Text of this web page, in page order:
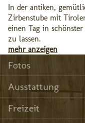
In der antiken,
Zirbenstube mit
einen Tag in
zu lassen.
mehr anzeigen
Fotos
Ausstattung
Freizeit